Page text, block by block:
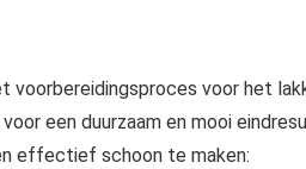
voor het
een duurzaam en mooi
effectief schoon te maken: